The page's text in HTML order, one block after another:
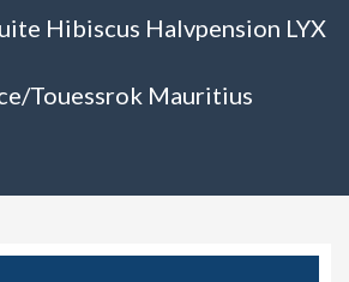
Hibiscus Halvpension LYX
Touessrok Mauritius